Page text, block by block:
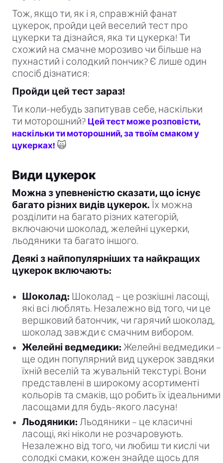
Тож, якщо ти, як і я, справжній фанат
цукерок, пройди цей веселий тест про
цукерки та дізнайся, яка ти цукерка! Ти
схожий на смачне морозиво чи більше на
пухнастий і солодкий пончик? Є лише один
спосіб дізнатися:
Пройди цей тест зараз!
Ти коли-небудь запитував себе, наскільки
ти моторошний? Цей тест може розповісти,
наскільки ти моторошний, за твоїм смаком у
цукерках! 🙀
Види цукерок
Можна з упевненістю сказати, що існує
багато різних видів цукерок. Їх можна
розділити на багато різних категорій,
включаючи шоколад, желейні цукерки,
льодяники та багато іншого.
Деякі з найпопулярніших та найкращих
цукерок включають:
Шоколад: Шоколад – це розкішні ласощі,
які всі люблять. Незалежно від того, чи це
вершковий батончик, чи гарячий шоколад,
шоколад завжди є смачним вибором.
Желейні ведмедики: Желейні ведмедики –
ще один популярний вид цукерок завдяки
їхній веселій та жувальній текстурі. Вони
представлені в широкому асортименті
кольорів та смаків, що робить їх ідеальними
ласощами для будь-якого ласуна!
Льодяники: Льодяники – це класичні
ласощі, які ніколи не розчаровують.
Незалежно від того, чи любиш ти кислі чи
солодкі смаки, кожен знайде щось для